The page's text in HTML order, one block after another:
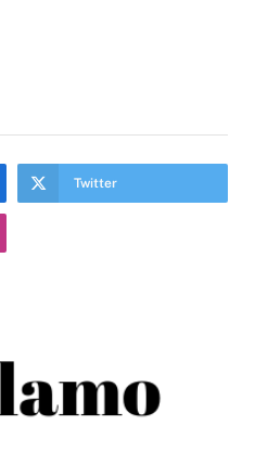
Twitter